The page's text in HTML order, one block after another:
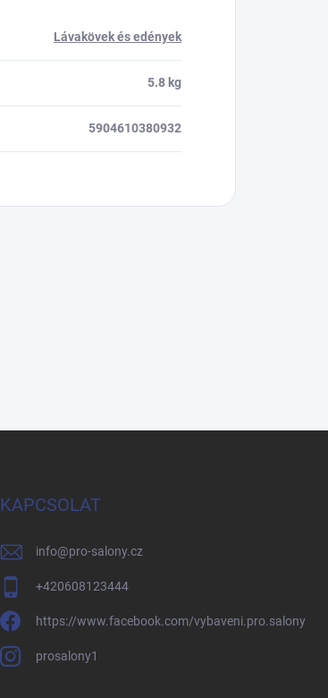
Lávakövek és edények
5.8 kg
5904610380932
KAPCSOLAT
info@pro-salony.cz
+420608123444
https://www.facebook.com/vybaveni.pro.salony
prosalony1